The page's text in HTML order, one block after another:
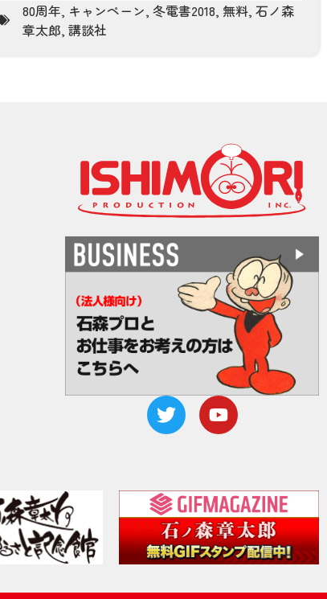
80周年, キャンペーン, 冬電書2018, 無料, 石ノ森
章太郎, 講談社